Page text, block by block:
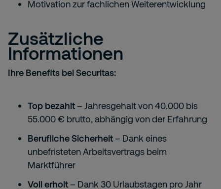
Motivation zur fachlichen Weiterentwicklung
Zusätzliche
Informationen
Ihre Benefits bei Securitas:
Top bezahlt – Jahresgehalt von 40.000 bis
55.000 € brutto, abhängig von der Erfahrung
Berufliche Sicherheit – Dank eines
unbefristeten Arbeitsvertrags beim
Marktführer
Voll erholt – Dank 30 Urlaubstagen pro Jahr